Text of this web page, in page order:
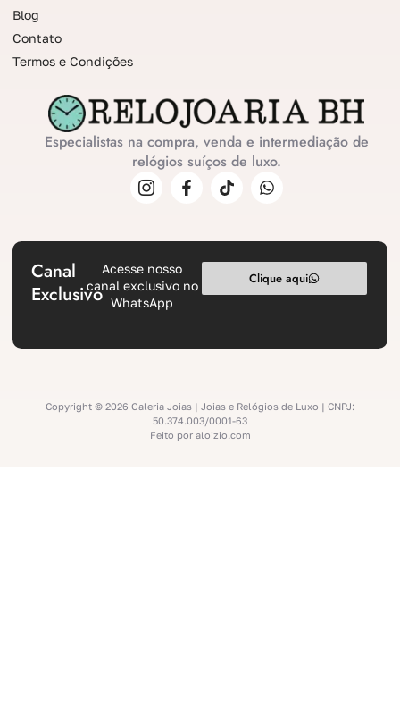
Blog
Contato
Termos e Condições
Especialistas na compra, venda e intermediação de
relógios suíços de luxo.
Canal
Exclusivo
Acesse nosso
canal exclusivo no
WhatsApp
Clique aqui
Copyright © 2026 Galeria Joias | Joias e Relógios de Luxo | CNPJ:
50.374.003/0001-63
Feito por aloizio.com